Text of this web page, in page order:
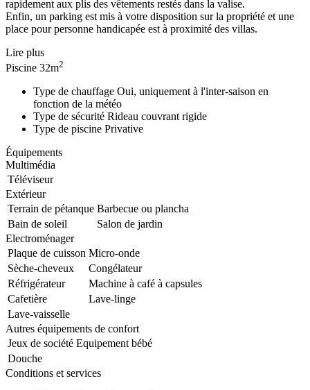
rapidement aux plis des vêtements restés dans la valise.
Enfin, un parking est mis à votre disposition sur la propriété et une
place pour personne handicapée est à proximité des villas.
Lire plus
Piscine 32m2
Type de chauffage Oui, uniquement à l'inter-saison en
fonction de la météo
Type de sécurité Rideau couvrant rigide
Type de piscine Privative
Équipements
Multimédia
Téléviseur
Extérieur
Terrain de pétanque Barbecue ou plancha
Bain de soleil
Salon de jardin
Electroménager
Plaque de cuisson Micro-onde
Sèche-cheveux
Congélateur
Réfrigérateur
Machine à café à capsules
Cafetière
Lave-linge
Lave-vaisselle
Autres équipements de confort
Jeux de société Equipement bébé
Douche
Conditions et services